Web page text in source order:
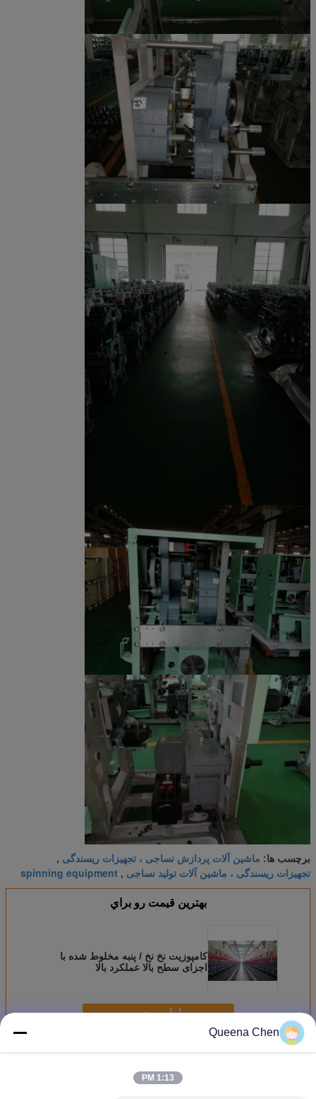
برچسب ها: ماشین آلات پردازش نساجی ، تجهیزات ریسندگی ,
تجهیزات ریسندگی ، ماشین آلات تولید نساجی ,
spinning equipment
بهترين قيمت رو براي
کامپوزیت نخ نخ / پنبه مخلوط شده با
اجزای سطح بالا عملکرد بالا
ادامه هید
بیشدستگاه ریسندگی نساجی
Queena Chen
1:13 PM